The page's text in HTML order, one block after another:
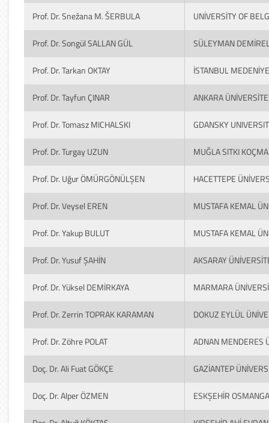
Prof. Dr. Snežana M. ŠERBULA UNİVERSİTY OF
Prof. Dr. Songül SALLAN GÜL SÜLEYMAN
Prof. Dr. Tarkan OKTAY İSTANBUL
Prof. Dr. Tayfun ÇINAR ANKARA
Prof. Dr. Tomasz MICHALSKI GDANSKY
Prof. Dr. Turgay UZUN MUĞLA SITKI
Prof. Dr. Uğur ÖMÜRGÖNÜLŞEN HACETTEPE
Prof. Dr. Veysel EREN MUSTAFA KEMAL
Prof. Dr. Yakup BULUT MUSTAFA KEMAL
Prof. Dr. Yusuf ŞAHİN AKSARAY
Prof. Dr. Yüksel DEMİRKAYA MARMARA
Prof. Dr. Zerrin TOPRAK KARAMAN DOKUZ EYLÜL
Prof. Dr. Zöhre POLAT ADNAN MENDERES
Doç. Dr. Ali Fuat GÖKÇE GAZİANTEP
Doç. Dr. Alper ÖZMEN ESKŞEHİR